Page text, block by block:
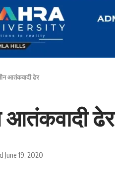
आतंकवादी ढेर
आतंकवादी ढेर
June 19, 2020